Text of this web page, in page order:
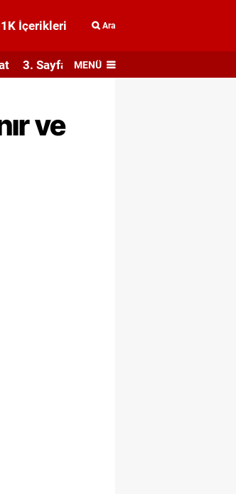
İçerikleri Ara
3. Sayfa MENÜ
ve